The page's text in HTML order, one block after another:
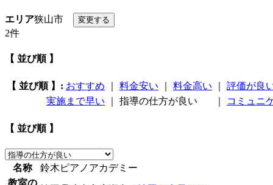
エリア狭山市
2件
【 並び順 】
【 並び順 】: おすすめ 料金安い 料金高い
評価が良
実施まで早い
指導の仕方が良い コミュニ
【 並び順 】
名称
鈴木ピアノアカデミー
教室の